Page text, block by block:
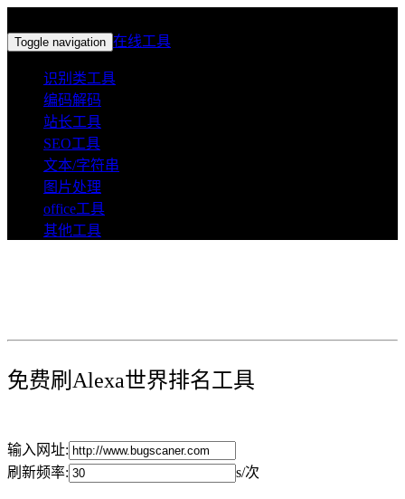
Toggle navigation 在线工具
识别类工具
编码解码
站长工具
SEO工具
文本/字符串
图片处理
office工具
其他工具
免费刷Alexa世界排名工具
输入网址:
刷新频率:
s/次